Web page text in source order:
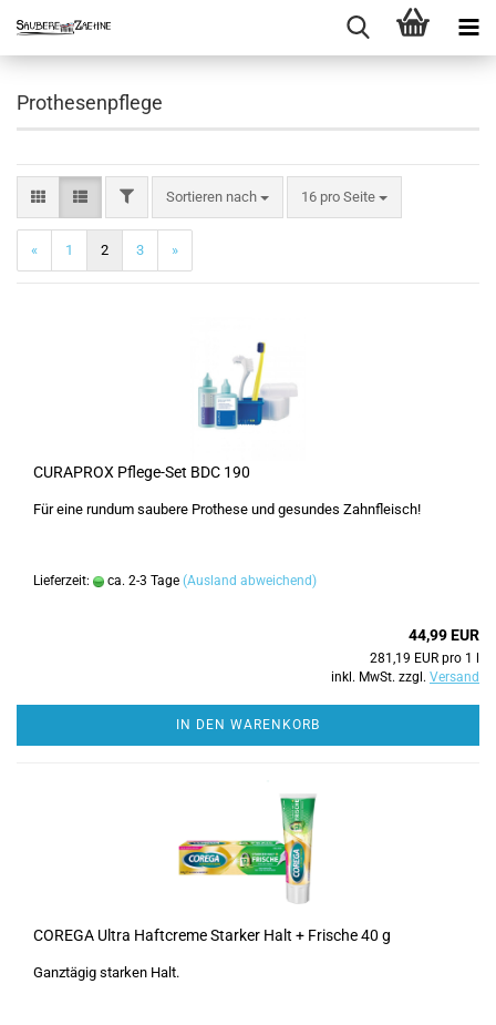
Prothesenpflege
FILTERSortieren nach
Sortieren nach 16 pro Seite
pro Seite
« 1 2 3 »
CURAPROX Pflege-Set BDC 190
Für eine rundum saubere Prothese und gesundes Zahnfleisch!
Lieferzeit: ca. 2-3 Tage (Ausland abweichend)
44,99 EUR
281,19 EUR pro 1 l
inkl. MwSt. zzgl. Versand
IN DEN WARENKORB
COREGA Ultra Haftcreme Starker Halt + Frische 40 g
Ganztägig starken Halt.